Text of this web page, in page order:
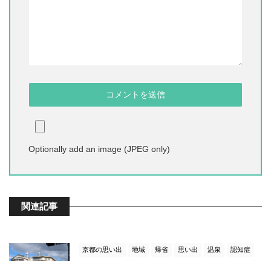
Optionally add an image (JPEG only)
関連記事
京都の思い出 地域 帰省 思い出 温泉 認知症